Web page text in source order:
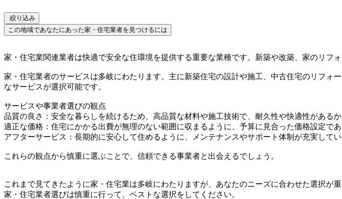
絞り込み
この地域であなたにあった家・住宅業者を見つけるには
家・住宅業関連業者は快適で安全な住環境を提供する重要な業種です。新築や改築、家のリフ
家・住宅業者のサービスは多岐にわたります。主に新築住宅の設計や施工、中古住宅のリフ
なサービスが選択可能です。
サービスや事業者選びの観点
品質の良さ：安全な暮らしを続けるため、高品質な材料や施工技術で、耐久性や快適性がある
適正な価格：住宅にかかる出費が無理のない範囲に収まるように、予算に見合った価格設定で
アフターサービス：長期的に安心して住めるように、メンテナンスやサポート体制が充実して
これらの観点から慎重に選ぶことで、信頼できる事業者と出会えるでしょう。
これまで見てきたように家・住宅業は多岐にわたりますが、あなたのニーズに合わせた選択が重
家・住宅業者選びは慎重に行って、ベストな選択をしてください。